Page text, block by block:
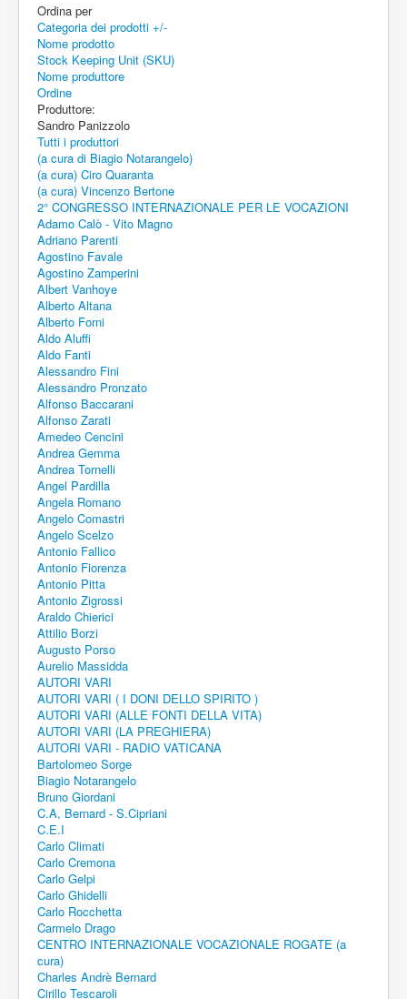
Ordina per
Categoria dei prodotti +/-
Nome prodotto
Stock Keeping Unit (SKU)
Nome produttore
Ordine
Produttore:
Sandro Panizzolo
Tutti i produttori
(a cura di Biagio Notarangelo)
(a cura) Ciro Quaranta
(a cura) Vincenzo Bertone
2° CONGRESSO INTERNAZIONALE PER LE VOCAZIONI
Adamo Calò - Vito Magno
Adriano Parenti
Agostino Favale
Agostino Zamperini
Albert Vanhoye
Alberto Altana
Alberto Forni
Aldo Aluffi
Aldo Fanti
Alessandro Fini
Alessandro Pronzato
Alfonso Baccarani
Alfonso Zarati
Amedeo Cencini
Andrea Gemma
Andrea Tornelli
Angel Pardilla
Angela Romano
Angelo Comastri
Angelo Scelzo
Antonio Fallico
Antonio Fiorenza
Antonio Pitta
Antonio Zigrossi
Araldo Chierici
Attilio Borzi
Augusto Porso
Aurelio Massidda
AUTORI VARI
AUTORI VARI ( I DONI DELLO SPIRITO )
AUTORI VARI (ALLE FONTI DELLA VITA)
AUTORI VARI (LA PREGHIERA)
AUTORI VARI - RADIO VATICANA
Bartolomeo Sorge
Biagio Notarangelo
Bruno Giordani
C.A, Bernard - S.Cipriani
C.E.I
Carlo Climati
Carlo Cremona
Carlo Gelpi
Carlo Ghidelli
Carlo Rocchetta
Carmelo Drago
CENTRO INTERNAZIONALE VOCAZIONALE ROGATE (a
cura)
Charles Andrè Bernard
Cirillo Tescaroli